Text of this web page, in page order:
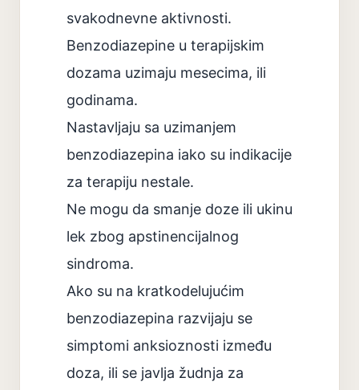
svakodnevne aktivnosti.
Benzodiazepine u terapijskim
dozama uzimaju mesecima, ili
godinama.
Nastavljaju sa uzimanjem
benzodiazepina iako su indikacije
za terapiju nestale.
Ne mogu da smanje doze ili ukinu
lek zbog apstinencijalnog
sindroma.
Ako su na kratkodelujućim
benzodiazepina razvijaju se
simptomi anksioznosti između
doza, ili se javlja žudnja za